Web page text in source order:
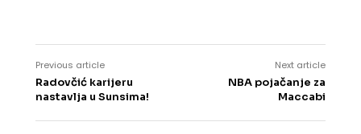
Previous article
Radovčić karijeru
nastavlja u Sunsima!
Next article
NBA pojačanje za
Maccabi